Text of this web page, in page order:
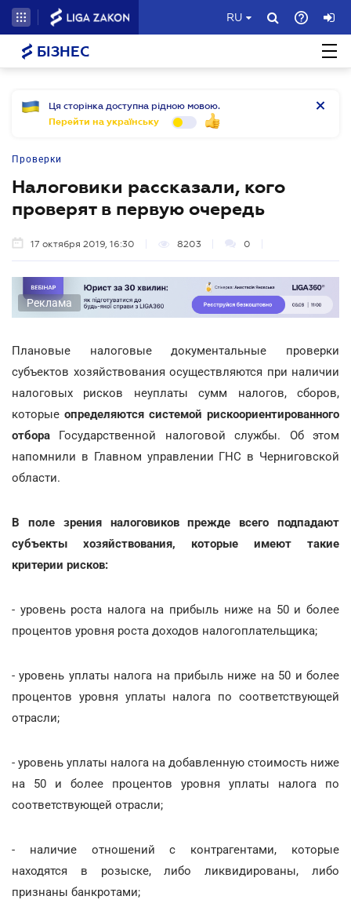
RU
БІЗНЕС
Ця сторінка доступна рідною мовою.
Перейти на українську
Проверки
Налоговики рассказали, кого
проверят в первую очередь
17 октября 2019, 16:30 8203 0
Реклама
Плановые налоговые документальные проверки
субъектов хозяйствования осуществляются при наличии
налоговых рисков неуплаты сумм налогов, сборов,
которые определяются системой рискоориентированного
отбора Государственной налоговой службы. Об этом
напомнили в Главном управлении ГНС в Черниговской
области.
В поле зрения налоговиков прежде всего подпадают
субъекты хозяйствования, которые имеют такие
критерии рисков:
- уровень роста налога на прибыль ниже на 50 и более
процентов уровня роста доходов налогоплательщика;
- уровень уплаты налога на прибыль ниже на 50 и более
процентов уровня уплаты налога по соответствующей
отрасли;
- уровень уплаты налога на добавленную стоимость ниже
на 50 и более процентов уровня уплаты налога по
соответствующей отрасли;
- наличие отношений с контрагентами, которые
находятся в розыске, либо ликвидированы, либо
признаны банкротами;